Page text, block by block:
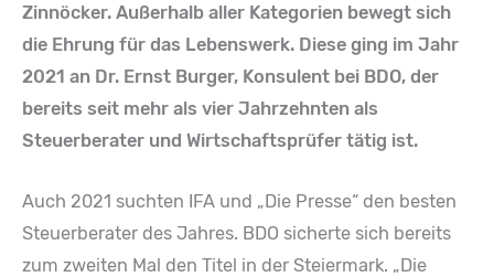
Zinnöcker. Außerhalb aller Kategorien bewegt sich
die Ehrung für das Lebenswerk. Diese ging im Jahr
2021 an Dr. Ernst Burger, Konsulent bei BDO, der
bereits seit mehr als vier Jahrzehnten als
Steuerberater und Wirtschaftsprüfer tätig ist.
Auch 2021 suchten IFA und „Die Presse“ den besten
Steuerberater des Jahres. BDO sicherte sich bereits
zum zweiten Mal den Titel in der Steiermark. „Die